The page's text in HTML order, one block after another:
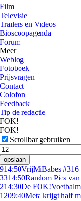
Film
Televisie
Trailers en Videos
Bioscoopagenda
Forum
Meer
Weblog
Fotoboek
Prijsvragen
Contact
Colofon
Feedback
Tip de redactie
FOK!
FOK!
Scrollbar gebruiken
opslaan
914:50VrijMiBabes #316
3314:50Random Pics
214:30De
1209:40Meta krijgt half